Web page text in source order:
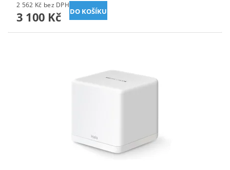
2 562 Kč bez DPH
3 100 Kč